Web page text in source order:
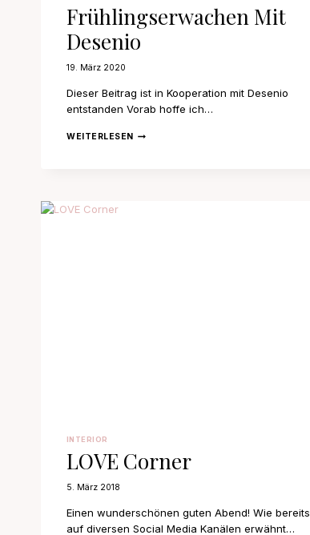
Frühlingserwachen Mit
Desenio
19. März 2020
Dieser Beitrag ist in Kooperation mit Desenio
entstanden Vorab hoffe ich…
WEITERLESENFRÜHLINGSERWACHEN
INTERIOR
LOVE Corner
5. März 2018
Einen wunderschönen guten Abend! Wie bereits
auf diversen Social Media Kanälen erwähnt…